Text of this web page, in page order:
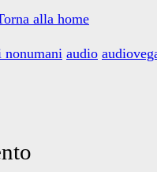
alla home
nonumani audio